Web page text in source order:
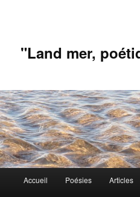
"Land mer,
principal
Accueil Poésies Articles